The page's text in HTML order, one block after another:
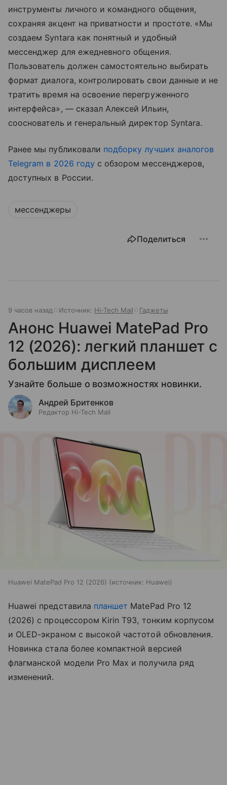
инструменты личного и командного общения,
сохраняя акцент на приватности и простоте. «Мы
создаем Syntara как понятный и удобный
мессенджер для ежедневного общения.
Пользователь должен самостоятельно выбирать
формат диалога, контролировать свои данные и не
тратить время на освоение перегруженного
интерфейса», — сказал Алексей Ильин,
сооснователь и генеральный директор Syntara.
Ранее мы публиковали подборку лучших аналогов
Telegram в 2026 году с обзором мессенджеров,
доступных в России.
мессенджеры
Поделиться
9 часов назад Источник: Hi-Tech Mail Гаджеты
Анонс Huawei MatePad Pro
12 (2026): легкий планшет с
большим дисплеем
Узнайте больше о возможностях новинки.
Андрей Бритенков
Редактор Hi-Tech Mail
Huawei MatePad Pro 12 (2026) источник: Huawei
Huawei представила планшет MatePad Pro 12
(2026) с процессором Kirin T93, тонким корпусом
и OLED-экраном с высокой частотой обновления.
Новинка стала более компактной версией
флагманской модели Pro Max и получила ряд
изменений.